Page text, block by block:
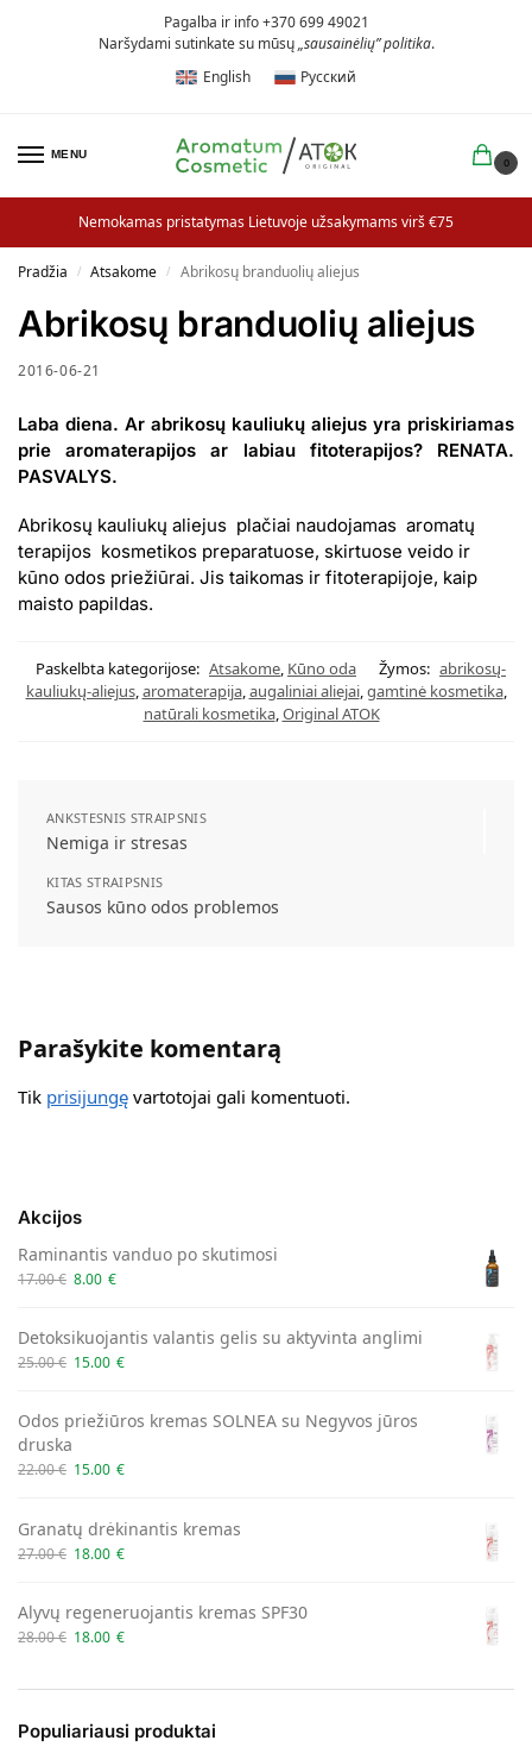
Pagalba ir info +370 699 49021
Naršydami sutinkate su mūsų„sausainėlių” politika.
English
Русский
MENU
0
Nemokamas pristatymas Lietuvoje užsakymams virš €75
Pradžia / Atsakome / Abrikosų branduolių aliejus
Abrikosų branduolių aliejus
2016-06-21
Laba diena. Ar abrikosų kauliukų aliejus yra priskiriamas
prie aromaterapijos ar labiau fitoterapijos? RENATA.
PASVALYS.
Abrikosų kauliukų aliejus plačiai naudojamas aromatų
terapijos kosmetikos preparatuose, skirtuose veido ir
kūno odos priežiūrai. Jis taikomas ir fitoterapijoje, kaip
maisto papildas.
Paskelbta kategorijose: Atsakome, Kūno oda Žymos: abrikosų-
kauliukų-aliejus,aromaterapija,augaliniai aliejai,gamtinė kosmetika,
natūrali kosmetika,Original ATOK
ANKSTESNIS STRAIPSNIS
Nemiga ir stresas
KITAS STRAIPSNIS
Sausos kūno odos problemos
Parašykite komentarą
Tik prisijungę vartotojai gali komentuoti.
Akcijos
Raminantis vanduo po skutimosi
17.00€ 8.00 €
Detoksikuojantis valantis gelis su aktyvinta anglimi
25.00€ 15.00 €
Odos priežiūros kremas SOLNEA su Negyvos jūros
druska
22.00€ 15.00 €
Granatų drėkinantis kremas
27.00€ 18.00 €
Alyvų regeneruojantis kremas SPF30
28.00€ 18.00 €
Populiariausi produktai